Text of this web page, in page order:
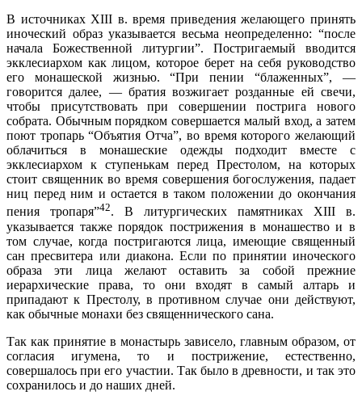
В источниках XIII в. время приведения желающего принять
иноческий образ указывается весьма неопределенно: “после
начала Божественной литургии”. Постригаемый вводится
экклесиархом как лицом, которое берет на себя руководство
его монашеской жизнью. “При пении “блаженных”, —
говорится далее, — братия возжигает розданные ей свечи,
чтобы присутствовать при совершении пострига нового
собрата. Обычным порядком совершается малый вход, а затем
поют тропарь “Объятия Отча”, во время которого желающий
облачиться в монашеские одежды подходит вместе с
экклесиархом к ступенькам перед Престолом, на которых
стоит священник во время совершения богослужения, падает
ниц перед ним и остается в таком положении до окончания
пения тропаря”42. В литургических памятниках XIII в.
указывается также порядок пострижения в монашество и в
том случае, когда постригаются лица, имеющие священный
сан пресвитера или диакона. Если по принятии иноческого
образа эти лица желают оставить за собой прежние
иерархические права, то они входят в самый алтарь и
припадают к Престолу, в противном случае они действуют,
как обычные монахи без священнического сана.
Так как принятие в монастырь зависело, главным образом, от
согласия игумена, то и пострижение, естественно,
совершалось при его участии. Так было в древности, и так это
сохранилось и до наших дней.